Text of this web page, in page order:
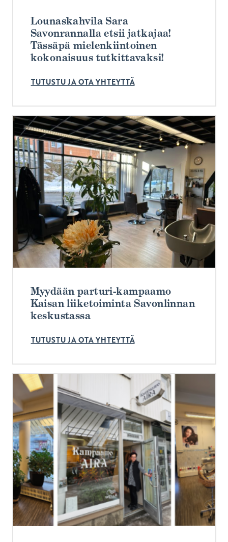
Lounaskahvila Sara
Savonrannalla etsii jatkajaa!
Tässäpä mielenkiintoinen
kokonaisuus tutkittavaksi!
TUTUSTU JA OTA YHTEYTTÄ
Myydään parturi-kampaamo
Kaisan liiketoiminta Savonlinnan
keskustassa
TUTUSTU JA OTA YHTEYTTÄ